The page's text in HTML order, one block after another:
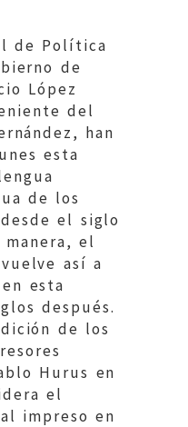
de Política
de
López
del
han
esta
de los
el siglo
el
así a
esta
después.
de los
Hurus en
el
impreso en